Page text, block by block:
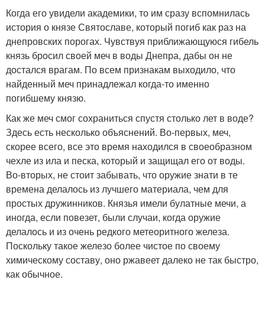
Когда его увидели академики, то им сразу вспомнилась
история о князе Святославе, который погиб как раз на
днепровских порогах. Чувствуя приближающуюся гибель
князь бросил своей меч в воды Днепра, дабы он не
достался врагам. По всем признакам выходило, что
найденный меч принадлежал когда-то именно
погибшему князю.
Как же меч смог сохраниться спустя столько лет в воде?
Здесь есть несколько объяснений. Во-первых, меч,
скорее всего, все это время находился в своеобразном
чехле из ила и песка, который и защищал его от воды.
Во-вторых, не стоит забывать, что оружие знати в те
времена делалось из лучшего материала, чем для
простых дружинников. Князья имели булатные мечи, а
иногда, если повезет, были случаи, когда оружие
делалось и из очень редкого метеоритного железа.
Поскольку такое железо более чистое по своему
химическому составу, оно ржавеет далеко не так быстро,
как обычное.